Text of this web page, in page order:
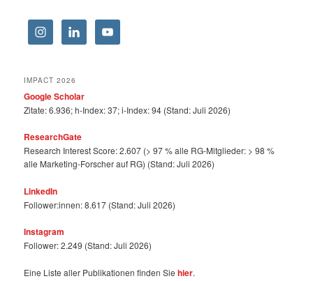
IMPACT 2026
Google Scholar
Zitate: 6.936; h-Index: 37; i-Index: 94 (Stand: Juli 2026)
ResearchGate
Research Interest Score: 2.607 (> 97 % alle RG-Mitglieder: > 98 %
alle Marketing-Forscher auf RG) (Stand: Juli 2026)
LinkedIn
Follower:innen: 8.617 (Stand: Juli 2026)
Instagram
Follower: 2.249 (Stand: Juli 2026)
Eine Liste aller Publikationen finden Siehier.